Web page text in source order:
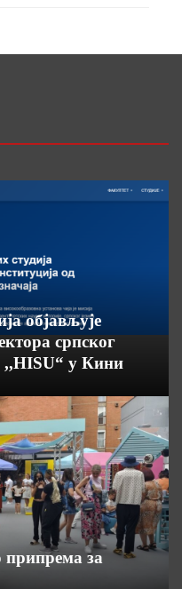
објављује
српског
,,HISU“ у Кини
за